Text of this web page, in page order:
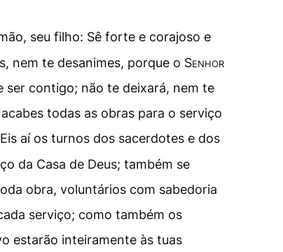
seu filho: Sê forte e corajoso e
nem te desanimes, porque o Senhor
ser contigo; não te deixará, nem te
todas as obras para o serviço
Eis aí os turnos dos sacerdotes e dos
da Casa de Deus; também se
obra, voluntários com sabedoria
serviço; como também os
estarão inteiramente às tuas